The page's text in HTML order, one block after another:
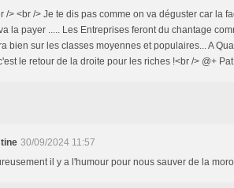
/> <br /> Je te dis pas comme on va déguster car la
la payer ..... Les Entreprises feront du chantage
bien sur les classes moyennes et populaires... A
le retour de la droite pour les riches !<br /> @+ Pat
30/09/2024 11:57
il y a l'humour pour nous sauver de la